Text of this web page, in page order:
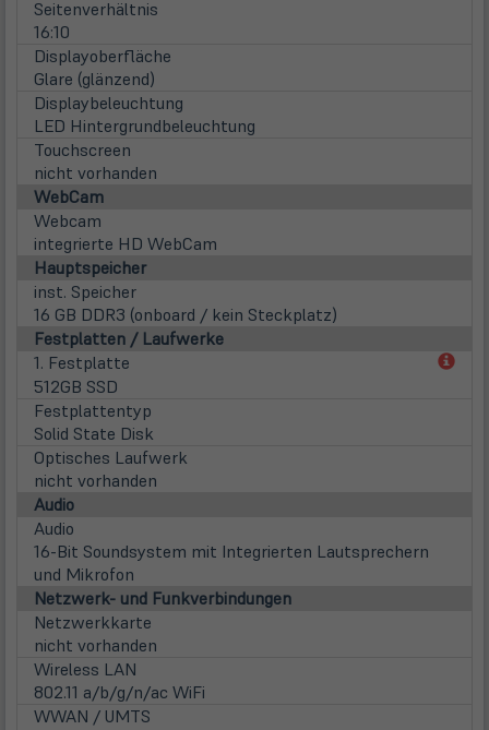
Seitenverhältnis
16:10
Displayoberfläche
Glare (glänzend)
Displaybeleuchtung
LED Hintergrundbeleuchtung
Touchscreen
nicht vorhanden
WebCam
Webcam
integrierte HD WebCam
Hauptspeicher
inst. Speicher
16 GB DDR3 (onboard / kein Steckplatz)
Festplatten / Laufwerke
1. Festplatte
512GB SSD
Festplattentyp
Solid State Disk
Optisches Laufwerk
nicht vorhanden
Audio
Audio
16-Bit Soundsystem mit Integrierten Lautsprechern
und Mikrofon
Netzwerk- und Funkverbindungen
Netzwerkkarte
nicht vorhanden
Wireless LAN
802.11 a/b/g/n/ac WiFi
WWAN / UMTS